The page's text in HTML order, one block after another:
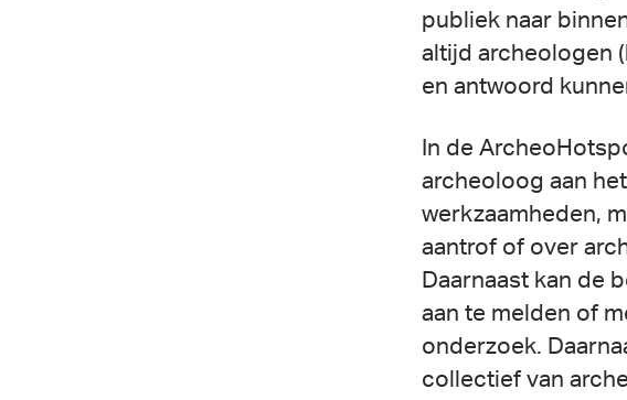
publiek naar
altijd archeologen
en antwoord
In de
archeoloog aan
werkzaamheden,
aantrof of over
Daarnaast kan de
aan te melden of
onderzoek.
collectief van